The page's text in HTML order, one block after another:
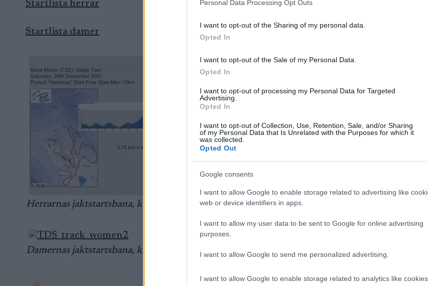
Personal Data Processing Opt Outs
I want to opt-out of the Sharing of my personal data.
Opted In
I want to opt-out of the Sale of my Personal Data.
Opted In
I want to opt-out of processing my Personal Data for Targeted
Advertising.
Opted In
I want to opt-out of Collection, Use, Retention, Sale, and/or Sharing
of my Personal Data that Is Unrelated with the Purposes for which it
was collected.
Opted Out
Google consents
I want to allow Google to enable storage related to advertising like
web or device identifiers in apps.
I want to allow my user data to be sent to Google for online advertising
purposes.
I want to allow Google to send me personalized advertising.
I want to allow Google to enable storage related to analytics like
Startlista herrar
Startlista damer
Herrarnas jaktstartsbana, klicka för större bild
Damernas jaktstartsbana, klicka för större bild